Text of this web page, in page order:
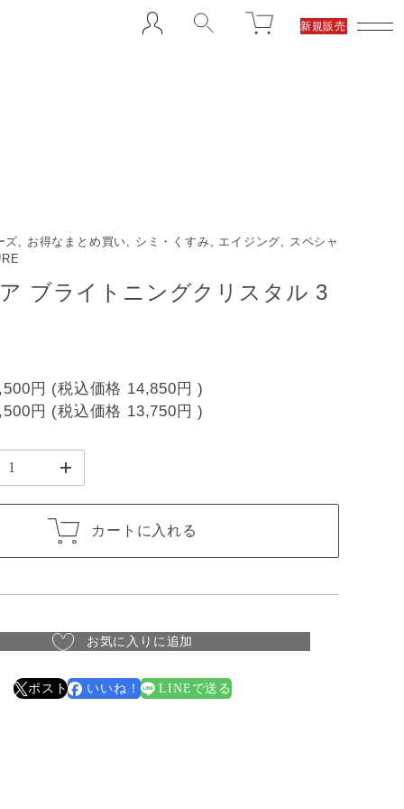
新規販売代理店募集
ズ, お得なまとめ買い, シミ・くすみ, エイジング, スペシャ
ブライトニングクリスタル 3
円 (税込価格 14,850円 )
円 (税込価格 13,750円 )
カートに入れる
お気に入りに追加
ポスト いいね！ LINEで送る